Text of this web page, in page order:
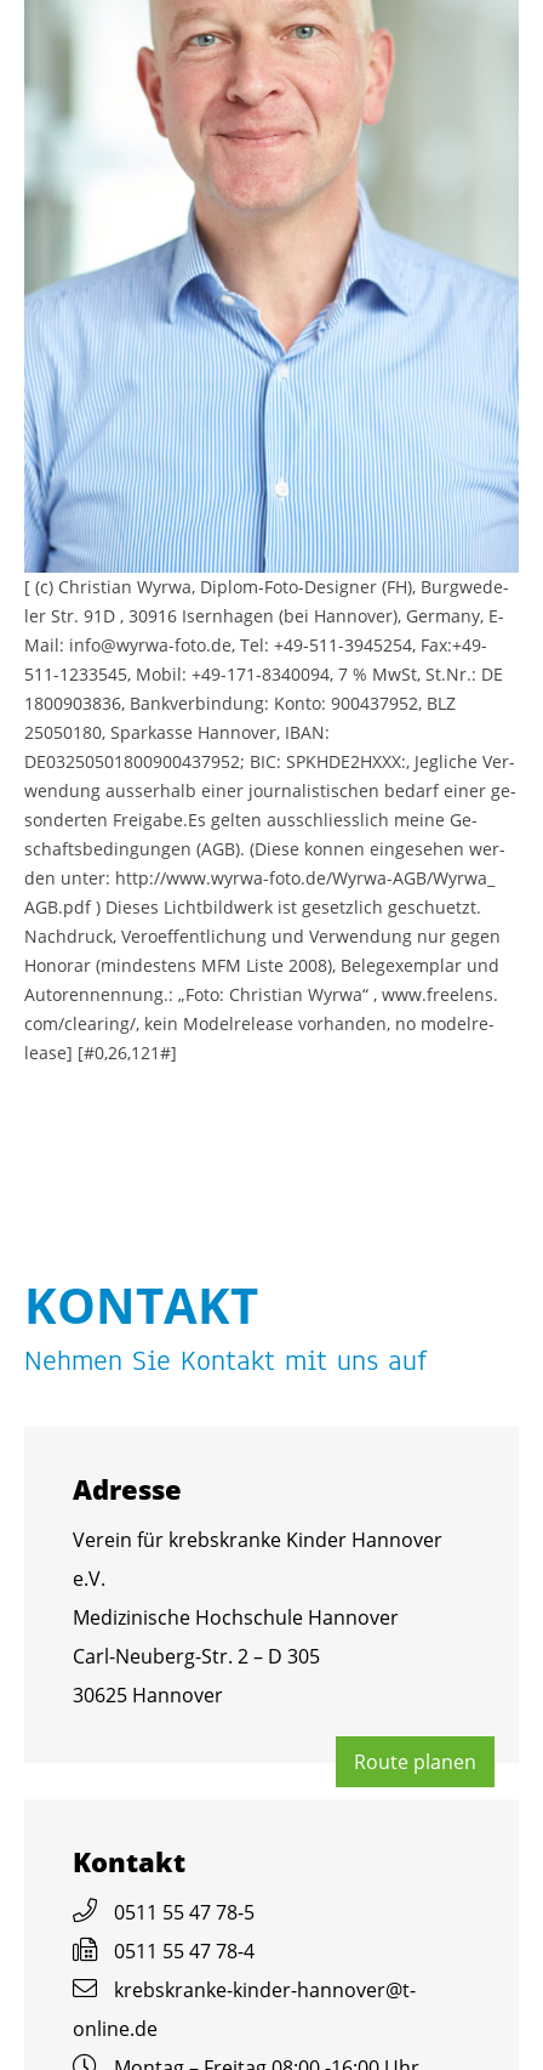
[ (c) Chris­ti­an Wyrwa, Di­plom-Foto-De­si­gner (FH), Burg­we­de­
ler Str. 91D , 30916 Isern­ha­gen (bei Han­no­ver), Ger­many, E-
Mail: info@​wyrwa-​foto.​de, Tel: +49-511-3945254, Fax:+49-
511-1233545, Mobil: +49-171-8340094, 7 % MwSt, St.​Nr.: DE
1800903836, Bank­ver­bin­dung: Konto: 900437952, BLZ
25050180, Spar­kas­se Han­no­ver, IBAN:
DE03250501800900437952; BIC: SPKHDE2HXXX:, Jeg­li­che Ver­
wen­dung aus­ser­halb einer jour­na­lis­ti­schen be­darf einer ge­
son­der­ten Frei­ga­be.Es gel­ten aus­schliess­lich meine Ge­
schafts­be­din­gun­gen (AGB). (Diese kon­nen ein­ge­se­hen wer­
den unter: http://​www.​wyrwa-​foto.​de/​Wyrwa-​AGB/​Wyrwa_​
AGB.​pdf ) Die­ses Licht­bild­werk ist ge­setz­lich ge­schuetzt.
Nach­druck, Ver­o­ef­fent­li­chung und Ver­wen­dung nur gegen
Ho­no­rar (min­des­tens MFM Liste 2008), Be­leg­ex­em­plar und
Au­to­ren­nen­nung.: „Foto: Chris­ti­an Wyrwa“ , www.​freelens.​
com/​clearing/, kein Mo­del­re­lease vor­han­den, no mo­del­re­
lease] [#0,26,121#]
KON­TAKT
Neh­men Sie Kon­takt mit uns auf
Adres­se
Ver­ein für krebs­kran­ke Kin­der Han­no­ver
e.V.
Me­di­zi­ni­sche Hoch­schu­le Han­no­ver
Carl-Neu­berg-Str. 2 – D 305
30625 Han­no­ver
Route pla­nen
Kon­takt
0511 55 47 78-5
0511 55 47 78-4
krebs­kran­ke-kin­der-han­no­ver@​t-​
online.​de